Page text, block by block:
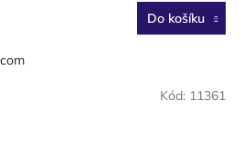
Do košíku
Kód: 11361